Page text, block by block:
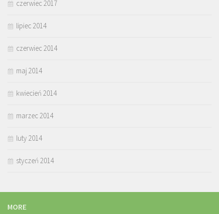
czerwiec 2017
lipiec 2014
czerwiec 2014
maj 2014
kwiecień 2014
marzec 2014
luty 2014
styczeń 2014
MORE